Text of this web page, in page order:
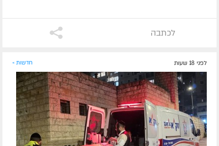
לכתבה
לפני 18 שעות חדשות »